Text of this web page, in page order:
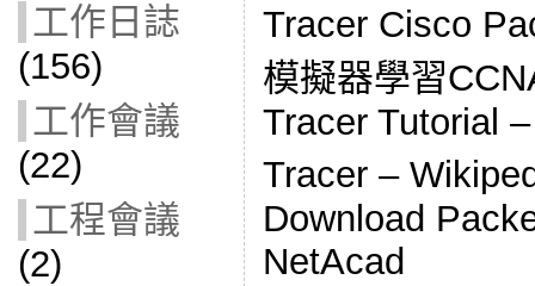
工作日誌
(156)
工作會議
(22)
工程會議
(2)
Tracer Cisco
模擬器學習
Tracer Tutorial
Tracer –
Download
NetAcad